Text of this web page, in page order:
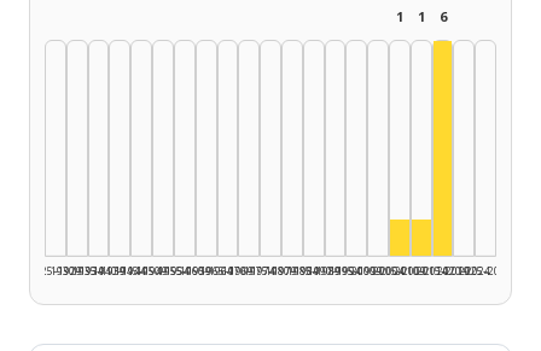
1925–1929
1930–1934
1935–1939
1940–1944
1945–1949
1950–1954
1955–1959
1960–1964
1965–1969
1970–1974
1975–1979
1980–1984
1985–1989
1990–1994
1995–1999
2000–2004
1
Színész,
2005–2009
1
Színész,
2010–2014
6
2015–2019
2020–2024
2025–2026